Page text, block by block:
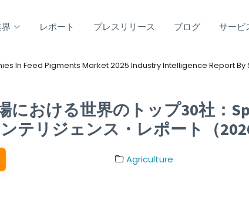
レポート プレスリリース ブログ サービ
In Feed Pigments Market 2025 Industry Intelligence Report
における世界のトップ30社：
テリジェンス・レポート（
Agriculture